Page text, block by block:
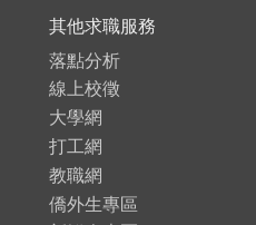
其他求職服務
落點分析
線上校徵
大學網
打工網
教職網
僑外生專區